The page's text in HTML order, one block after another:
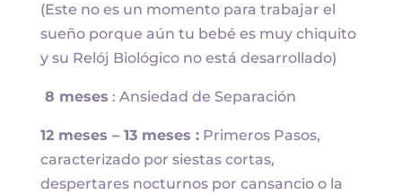
(Este no es un momento para trabajar el
sueño porque aún tu bebé es muy chiquito
y su Relój Biológico no está desarrollado)
8 meses : Ansiedad de Separación
12 meses – 13 meses :Primeros Pasos,
caracterizado por siestas cortas,
despertares nocturnos por cansancio o la